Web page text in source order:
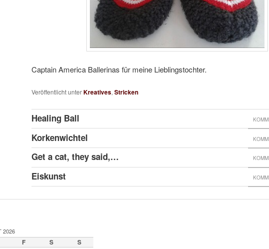
Captain America Ballerinas für meine Lieblingstochter.
Veröffentlicht unterKreatives, Stricken
Healing Ball
Korkenwichtel
Get a cat, they said,…
Eiskunst
2026
F S S